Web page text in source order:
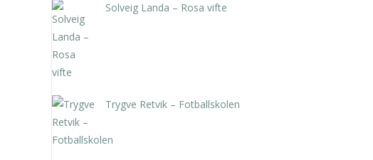
Solveig Landa – Rosa vifte
Trygve Retvik – Fotballskolen